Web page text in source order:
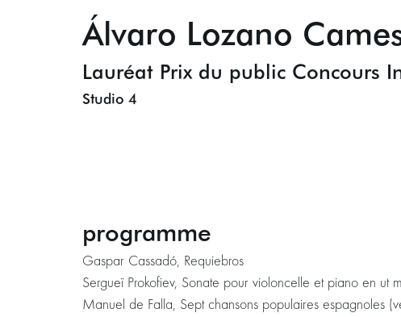
Álvaro Lozano
Lauréat Prix du public Concours
Studio 4
programme
Gaspar Cassadó, Requiebros
Sergueï Prokofiev, Sonate pour violoncelle et piano en ut
Manuel de Falla, Sept chansons populaires espagnoles